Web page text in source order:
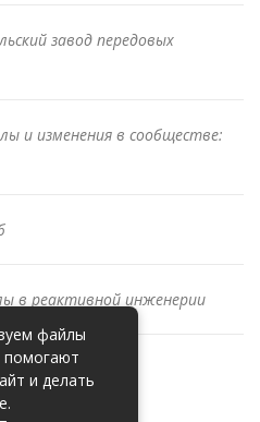
завод передовых
и изменения в сообществе:
в реактивной инженерии
файлы
помогают
и делать